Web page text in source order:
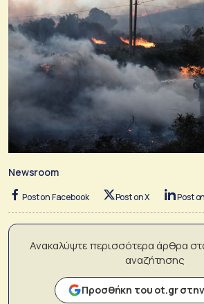
Newsroom
Post on Facebook Post on X Post
Ανακαλύψτε περισσότερα άρθρα
αναζήτησης
Προσθήκη του ot.gr